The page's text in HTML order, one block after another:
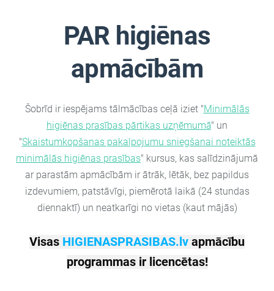
PAR higiēnas
apmācībām
Šobrīd ir iespējams tālmācības ceļā iziet "Minimālās
higiēnas prasības pārtikas uzņēmumā" un
"Skaistumkopšanas pakalpojumu sniegšanai noteiktās
minimālās higiēnas prasības" kursus, kas salīdzinājumā
ar parastām apmācībām ir ātrāk, lētāk, bez papildus
izdevumiem, patstāvīgi, piemērotā laikā (24 stundas
diennaktī) un neatkarīgi no vietas (kaut mājās)
Visas HIGIENASPRASIBAS.lv apmācību
programmas ir licencētas!